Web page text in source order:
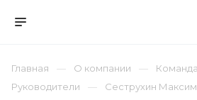
Главная О компании
Команда
Руководители
Сеструхин